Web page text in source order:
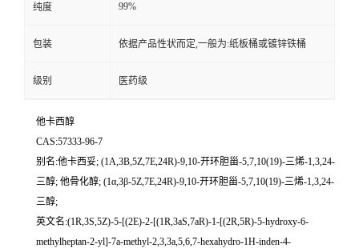
纯度 99%
包装 依据产品性状而定,一般为:纸板桶或镀锌铁桶
级别 医药级
他卡西醇
CAS:57333-96-7
别名:他卡西妥; (1A,3B,5Z,7E,24R)-9,10-开环胆甾-5,7,10(19)-三烯-1,3,24-
三醇; 他骨化醇; (1α,3β-5Z,7E,24R)-9,10-开环胆甾-5,7,10(19)-三烯-1,3,24-
三醇;
英文名:(1R,3S,5Z)-5-[(2E)-2-[(1R,3aS,7aR)-1-[(2R,5R)-5-hydroxy-6-
methylheptan-2-yl]-7a-methyl-2,3,3a,5,6,7-hexahydro-1H-inden-4-